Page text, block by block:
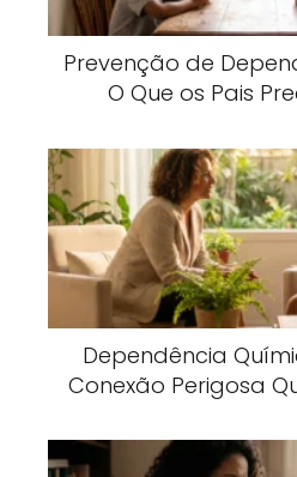
Prevenção de
O Que os Pais
Dependência
Conexão Perigosa